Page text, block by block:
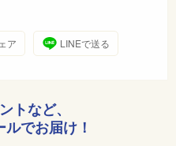
ア LINEで送る
トなど、
でお届け！